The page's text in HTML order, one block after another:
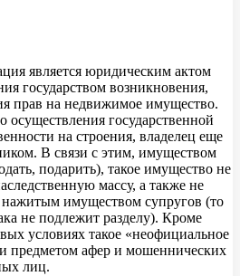
является юридическим актом
государством возникновения,
прав на недвижимое имущество.
осуществления государственной
на строения, владелец еще
В связи с этим, имуществом
подарить), такое имущество не
массу, а также не
нажитым имуществом супругов (то
не подлежит разделу). Кроме
условиях такое «неофициальное
предметом афер и мошеннических
лиц.